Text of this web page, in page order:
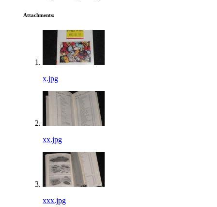
Attachments:
x.jpg
xx.jpg
xxx.jpg